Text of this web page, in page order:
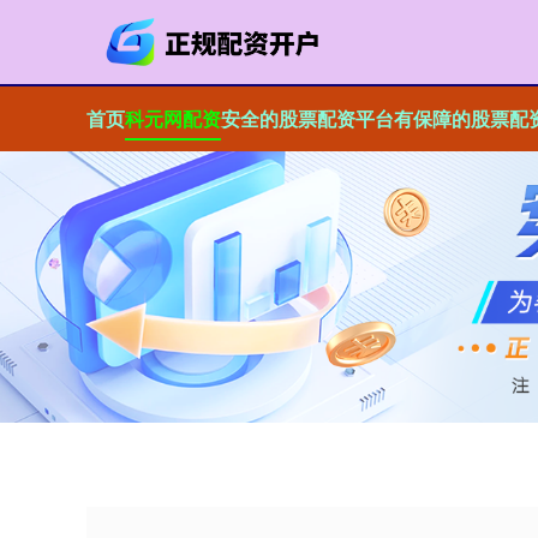
首页科元网配资安全的股票配资平台有保障的股票配